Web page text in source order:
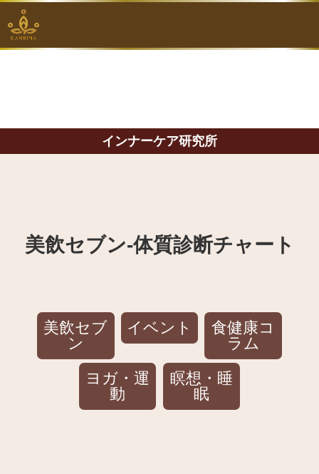
インナーケア研究所
美飲セブン‐体質診断チャート
美飲セブ
ン
イベント
食健康コ
ラム
ヨガ・運
動
瞑想・睡
眠